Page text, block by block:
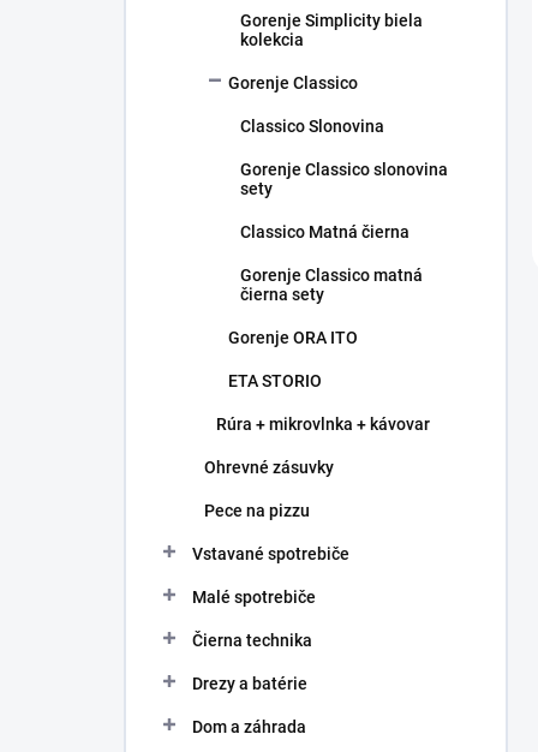
Gorenje Simplicity biela
kolekcia
Gorenje Classico
Classico Slonovina
Gorenje Classico slonovina
sety
Classico Matná čierna
Gorenje Classico matná
čierna sety
Gorenje ORA ITO
ETA STORIO
Rúra + mikrovlnka + kávovar
Ohrevné zásuvky
Pece na pizzu
Vstavané spotrebiče
Malé spotrebiče
Čierna technika
Drezy a batérie
Dom a záhrada